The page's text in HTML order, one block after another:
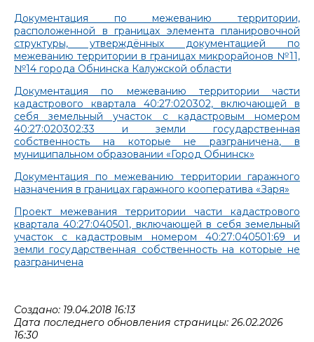
Документация по межеванию территории,
расположенной в границах элемента планировочной
структуры, утверждённых документацией по
межеванию территории в границах микрорайонов №11,
№14 города Обнинска Калужской области
Документация по межеванию территории части
кадастрового квартала 40:27:020302, включающей в
себя земельный участок с кадастровым номером
40:27:020302:33 и земли государственная
собственность на которые не разграничена, в
муниципальном образовании «Город Обнинск»
Документация по межеванию территории гаражного
назначения в границах гаражного кооператива «Заря»
Проект межевания территории части кадастрового
квартала 40:27:040501, включающей в себя земельный
участок с кадастровым номером 40:27:040501:69 и
земли государственная собственность на которые не
разграничена
Создано: 19.04.2018 16:13
Дата последнего обновления страницы: 26.02.2026
16:30